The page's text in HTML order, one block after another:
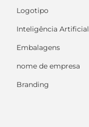
Logotipo
Inteligência Artificial
Embalagens
nome de empresa
Branding